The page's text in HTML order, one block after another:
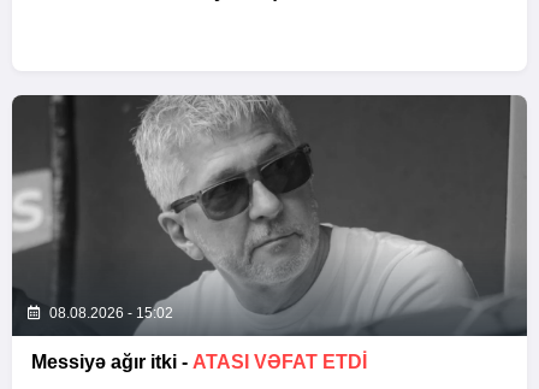
08.08.2026 - 15:02
Messiyə ağır itki - ATASI VƏFAT ETDI